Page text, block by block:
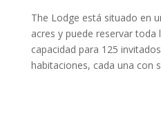
The Lodge está situado en
acres y puede reservar toda
capacidad para 125
habitaciones, cada una con